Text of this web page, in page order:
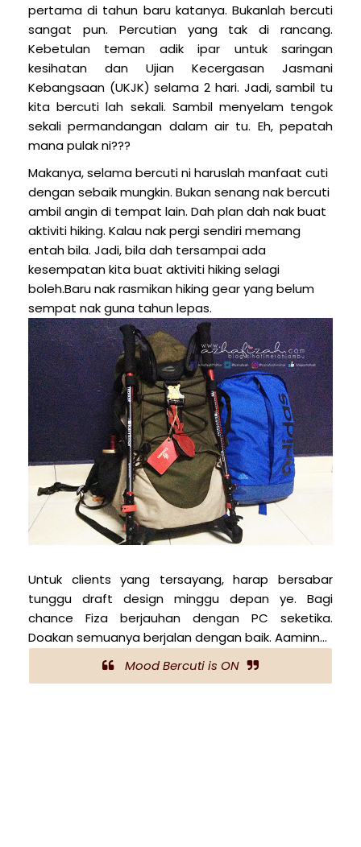
pertama di tahun baru katanya. Bukanlah bercuti
sangat pun. Percutian yang tak di rancang.
Kebetulan teman adik ipar untuk saringan
kesihatan dan Ujian Kecergasan Jasmani
Kebangsaan (UKJK) selama 2 hari. Jadi, sambil tu
kita bercuti lah sekali. Sambil menyelam tengok
sekali permandangan dalam air tu. Eh, pepatah
mana pulak ni???
Makanya, selama bercuti ni haruslah manfaat cuti
dengan sebaik mungkin. Bukan senang nak bercuti
ambil angin di tempat lain. Dah plan dah nak buat
aktiviti hiking. Kalau nak pergi sendiri memang
entah bila. Jadi, bila dah tersampai ada
kesempatan kita buat aktiviti hiking selagi
boleh.Baru nak rasmikan hiking gear yang belum
sempat nak guna tahun lepas.
Untuk clients yang tersayang, harap bersabar
tunggu draft design minggu depan ye. Bagi
chance Fiza berjauhan dengan PC seketika.
Doakan semuanya berjalan dengan baik. Aaminn...
Mood Bercuti is ON